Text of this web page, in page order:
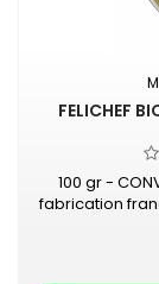
FELICHEF
100 gr -
fabrication
françaises
volaille et de